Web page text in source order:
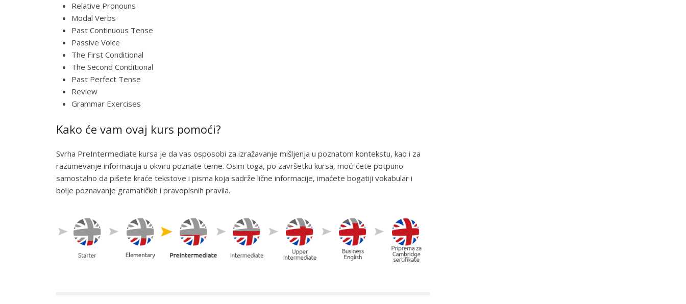
Relative Pronouns
Modal Verbs
Past Continuous Tense
Passive Voice
The First Conditional
The Second Conditional
Past Perfect Tense
Review
Grammar Exercises
Kako će vam ovaj kurs pomoći?
Svrha PreIntermediate kursa je da vas osposobi za izražavanje mišljenja u poznatom kontekstu, kao i za
razumevanje informacija u okviru poznate teme. Osim toga, po završetku kursa, moći ćete potpuno
samostalno da pišete kraće tekstove i pisma koja sadrže lične informacije, imaćete bogatiji vokabular i
bolje poznavanje gramatičkih i pravopisnih pravila.